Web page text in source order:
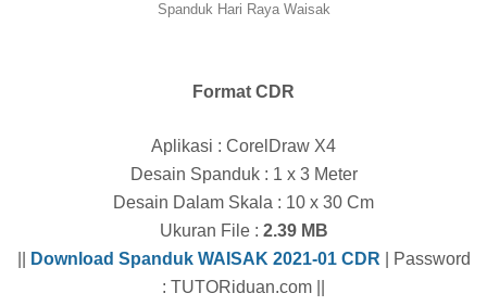
Spanduk Hari Raya Waisak
Format CDR
Aplikasi : CorelDraw X4
Desain Spanduk : 1 x 3 Meter
Desain Dalam Skala : 10 x 30 Cm
Ukuran File : 2.39 MB
Download Spanduk WAISAK 2021-01 CDR | Password
: TUTORiduan.com ||